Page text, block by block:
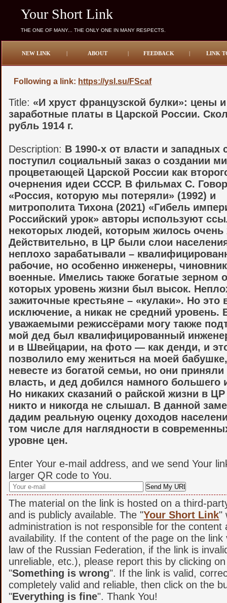
Your Short Link
THE ONE OF MANY... THE ONLY ONE IN MANY RESPECTS.
NEW LINK | ABOUT | FEEDBACK | LINK
Following a link: https://ysl.su/FScaf
Title: «И хруст французской булки»: цены и
заработные платы в Царской России.
рубль 1914 г.
Description: В 1990-х от власти и западных
поступил социальный заказ о создании
процветающей Царской России как
очернения идеи СССР. В фильмах С.
«Россия, которую мы потеряли» (1992) и
митрополита Тихона (2021) «Гибель
Российский урок» авторы используют
некоторых людей, которым жилось
Действительно, в ЦР были слои
неплохо зарабатывали –
рабочие, но особенно инженеры,
военные. Имелись также богатые зерном
которых уровень жизни был высок.
зажиточные крестьяне – «кулаки». Но это
исключение, а никак не средний уровень.
уважаемыми режиссёрами могу также
мой дед был квалифицированный
и в Швейцарии, на фото — как денди, и
позволило ему жениться на моей
невесте из богатой семьи, но они
власть, и дед добился намного большего
Но никаких сказаний о райской жизни в
никто и никогда не слышал. В данной
дадим реальную оценку доходов
том числе для наглядности в
уровне цен.
Enter Your e-mail address, and we send Your
larger QR code to You.
The material on the link is hosted on a third-
and is publicly available. The "Your Short Link"
administration is not responsible for the content
availability. If the content of the page on the link
law of the Russian Federation, if the link is
unreliable, etc.), please report this by clicking
"Something is wrong". If the link is valid,
completely valid and reliable, then click on the
"Everything is fine". Thank You!